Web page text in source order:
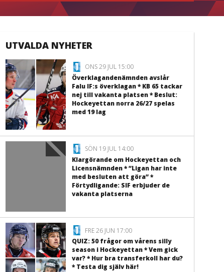
UTVALDA NYHETER
ONS 29 JUL 15:00
Överklagandenämnden avslår
Falu IF:s överklagan * KB 65 tackar
nej till vakanta platsen * Beslut:
Hockeyettan norra 26/27 spelas
med 19 lag
SÖN 19 JUL 14:00
Klargörande om Hockeyettan och
Licensnämnden * ”Ligan har inte
med besluten att göra” *
Förtydligande: SIF erbjuder de
vakanta platserna
FRE 26 JUN 17:00
QUIZ: 50 frågor om vårens silly
season i Hockeyettan * Vem gick
var? * Hur bra transferkoll har du?
* Testa dig själv här!